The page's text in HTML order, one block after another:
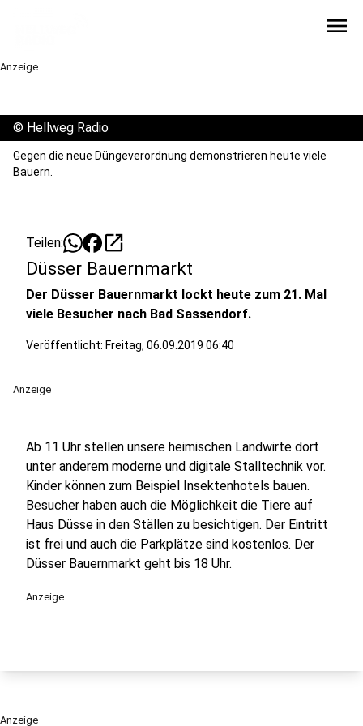
menu
Anzeige
© Hellweg Radio
Gegen die neue Düngeverordnung demonstrieren heute viele
Bauern.
Teilen: open_in_new
Düsser Bauernmarkt
Der Düsser Bauernmarkt lockt heute zum 21. Mal
viele Besucher nach Bad Sassendorf.
Veröffentlicht: Freitag, 06.09.2019 06:40
Anzeige
Ab 11 Uhr stellen unsere heimischen Landwirte dort
unter anderem moderne und digitale Stalltechnik vor.
Kinder können zum Beispiel Insektenhotels bauen.
Besucher haben auch die Möglichkeit die Tiere auf
Haus Düsse in den Ställen zu besichtigen. Der Eintritt
ist frei und auch die Parkplätze sind kostenlos. Der
Düsser Bauernmarkt geht bis 18 Uhr.
Anzeige
Anzeige